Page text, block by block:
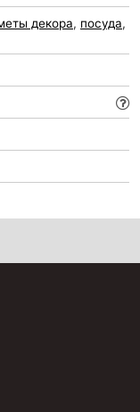
декора, посуда,